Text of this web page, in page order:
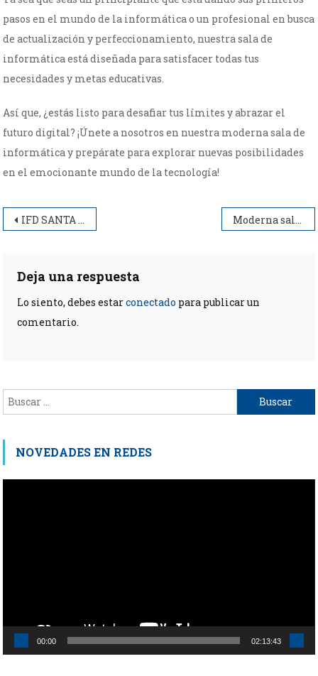
pasos en el mundo de la informática o un profesional en busca
de actualización y perfeccionamiento, nuestra sala de
informática está diseñada para satisfacer todas tus
necesidades y metas educativas.
Así que, ¿estás listo para desafiar tus límites y abrazar el
futuro digital? ¡Únete a nosotros en nuestra moderna sala de
informática y prepárate para explorar nuevas posibilidades
en el emocionante mundo de la tecnología!
Navegación
entradas
IFD SANTA TERESITA Moderna sala de informática
Deja una respuesta
Lo siento, debes estarconectado para publicar un
comentario.
Buscar:
NOVEDADES EN REDES
00:00 02:13:43